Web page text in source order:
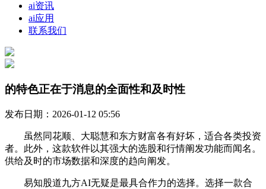
ai资讯
ai应用
联系我们
的特色正在于消息的全面性和及时性
发布日期：2026-01-12 05:56
虽然同花顺、大聪慧和东方财富各有好坏，适合各类投资
者。此外，这款软件以其强大的选股和行情阐发功能而闻名。
供给及时的市场数据和深度的趋向阐发。
易知股道九方AI无疑是最具合作力的选择。选择一款合